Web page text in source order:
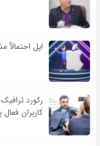
اپل
رکورد
کاربران